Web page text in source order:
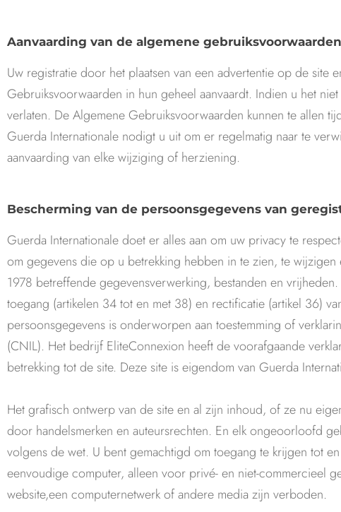
Aanvaarding van de algemene gebruiksvoorwaarden
Uw registratie door het plaatsen van een advertentie op de
Gebruiksvoorwaarden in hun geheel aanvaardt. Indien u het
verlaten. De Algemene Gebruiksvoorwaarden kunnen te allen
Guerda Internationale nodigt u uit om er regelmatig naar te
aanvaarding van elke wijziging of herziening.
Bescherming van de persoonsgegevens van
Guerda Internationale doet er alles aan om uw privacy te
om gegevens die op u betrekking hebben in te zien, te
1978 betreffende gegevensverwerking, bestanden en
toegang (artikelen 34 tot en met 38) en rectificatie (artikel 36)
persoonsgegevens is onderworpen aan toestemming of
(CNIL). Het bedrijf EliteConnexion heeft de voorafgaande
betrekking tot de site. Deze site is eigendom van Guerda
Het grafisch ontwerp van de site en al zijn inhoud, of ze nu
door handelsmerken en auteursrechten. En elk ongeoorloofd
volgens de wet. U bent gemachtigd om toegang te krijgen tot
eenvoudige computer, alleen voor privé- en niet-commercieel
website,een computernetwerk of andere media zijn verboden.